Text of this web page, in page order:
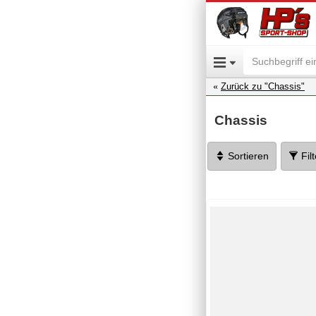
Zurück zu "Chassis"
Chassis
Sortieren